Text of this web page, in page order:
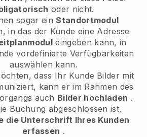
oder nicht.
sogar einStandortmodul
in das der Kunde eine Adresse
eingeben kann, in
vordefinierte Verfügbarkeiten
auswählen kann.
dass Ihr Kunde Bilder mit
kann er im Rahmen des
auch Bilder hochladen .
Buchung abgeschlossen ist,
die Unterschrift Ihres Kunden
erfassen .